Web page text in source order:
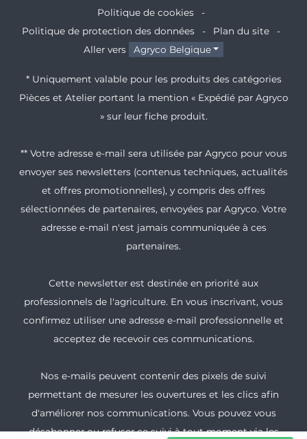
Politique de cookies
Politique de protection des données
Plan du site
Aller vers
Agryco Belgique
* Uniquement valable pour les produits des catégories
Pièces et Atelier portant la mention « Expédié par Agryco
» sur leur fiche produit.
** Votre adresse e-mail sera utilisée par Agryco pour vous
envoyer ses newsletters (contenus techniques, actualités
et offres promotionnelles), y compris des offres
sélectionnées de partenaires, envoyées par Agryco. Votre
adresse e-mail n'est jamais communiquée à ces
partenaires.
Cette newsletter est destinée en priorité aux
professionnels de l'agriculture. En vous inscrivant, vous
confirmez utiliser une adresse e-mail professionnelle et
acceptez de recevoir ces communications.
Nos e-mails peuvent contenir des pixels de suivi
permettant de mesurer les ouvertures et les clics afin
d'améliorer nos communications. Vous pouvez vous
désabonner ou refuser ce suivi à tout moment via les